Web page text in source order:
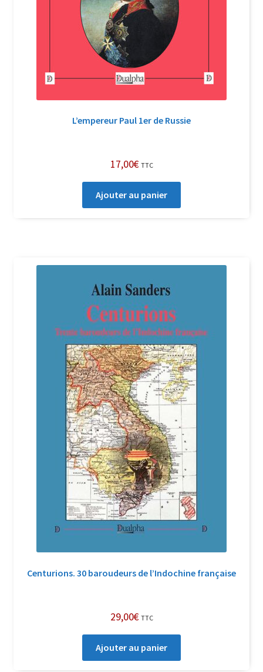
L’empereur Paul 1er de Russie
17,00€ TTC
Ajouter au panier
Centurions. 30 baroudeurs de l’Indochine française
29,00€ TTC
Ajouter au panier